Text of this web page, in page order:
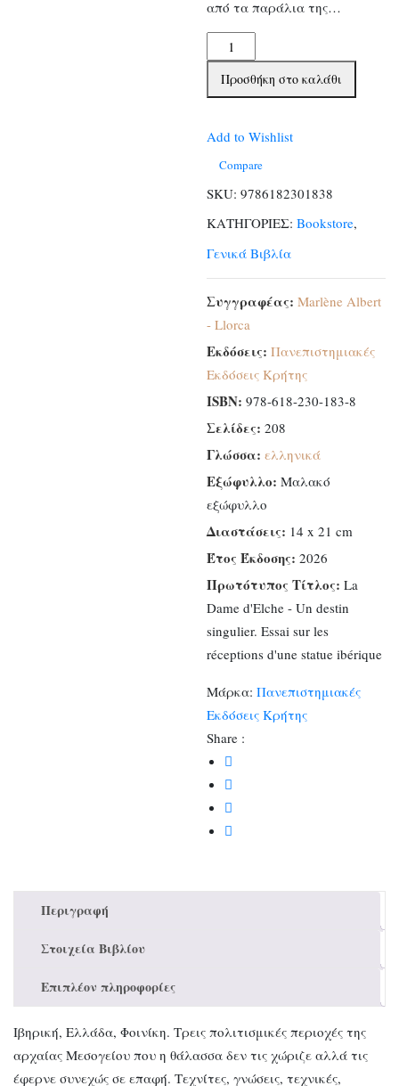
από τα παράλια της…
Κυρία
του
-
Δοκίμιο
τους
ποικίλους
τρόπους
πρόσληψης
ενός
ιβηρικού
αγάλματος
ποσότητα
Προσθήκη στο καλάθι
Add to Wishlist
Compare
SKU: 9786182301838
ΚΑΤΗΓΟΡΙΕΣ: Bookstore,
Γενικά Βιβλία
Συγγραφέας: Marlène Albert
- Llorca
Εκδόσεις: Πανεπιστημιακές
Εκδόσεις Κρήτης
ISBN: 978-618-230-183-8
Σελίδες: 208
Γλώσσα: ελληνικά
Εξώφυλλο: Μαλακό
εξώφυλλο
Διαστάσεις: 14 x 21 cm
Έτος Έκδοσης: 2026
Πρωτότυπος Τίτλος: La
Dame d'Elche - Un destin
singulier. Essai sur les
réceptions d'une statue ibérique
Μάρκα:Πανεπιστημιακές
Εκδόσεις Κρήτης
Share :
Περιγραφή
Στοιχεία Βιβλίου
Επιπλέον πληροφορίες
Ιβηρική, Ελλάδα, Φοινίκη. Τρεις πολιτισμικές περιοχές της
αρχαίας Μεσογείου που η θάλασσα δεν τις χώριζε αλλά τις
έφερνε συνεχώς σε επαφή. Τεχνίτες, γνώσεις, τεχνικές,